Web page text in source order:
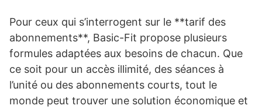
Pour ceux qui s’interrogent sur le **tarif des
abonnements**, Basic-Fit propose plusieurs
formules adaptées aux besoins de chacun. Que
ce soit pour un accès illimité, des séances à
l’unité ou des abonnements courts, tout le
monde peut trouver une solution économique et